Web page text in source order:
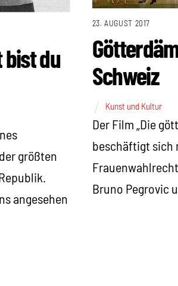
du
größten
angesehen
23. AUGUST 2017
Schweiz
Kunst und Kultur
Der Film „Die
beschäftigt sich
Bruno Pegrovic